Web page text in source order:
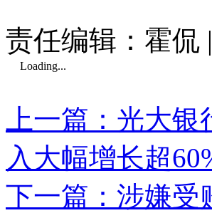
责任编辑：霍侃
Loading...
上一篇：光大
入大幅增长超
下一篇：涉嫌受